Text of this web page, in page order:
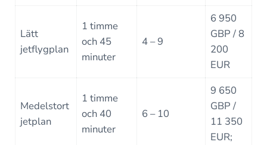
Lätt
jetflygplan
1 timme
och 45
minuter
4 – 9
6 950
GBP / 8
200
EUR
Medelstort
jetplan
1 timme
och 40
minuter
6 – 10
9 650
GBP /
11 350
EUR;